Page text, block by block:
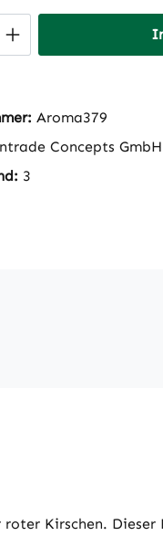
Anzahl: Gib
Aroma379
Concepts GmbH
3
Kirschen.